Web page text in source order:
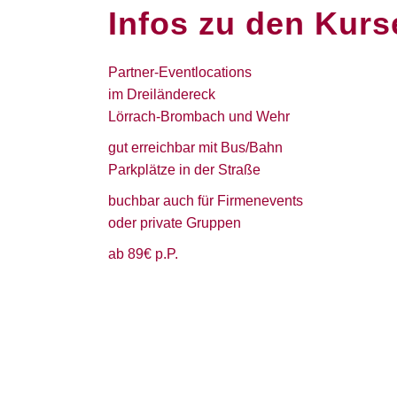
Infos zu den
Partner-Eventlocations
im Dreiländereck
Lörrach-Brombach und Wehr
gut erreichbar mit Bus/Bahn
Parkplätze in der Straße
buchbar auch für Firmenevents
oder private Gruppen
ab 89€ p.P.